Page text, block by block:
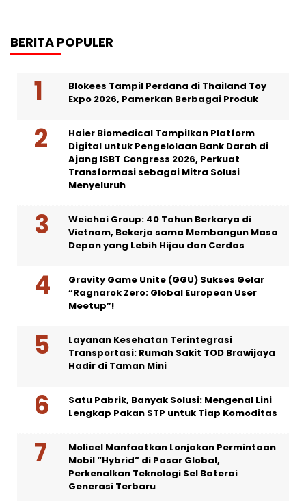
BERITA POPULER
Blokees Tampil Perdana di Thailand Toy
Expo 2026, Pamerkan Berbagai Produk
Haier Biomedical Tampilkan Platform
Digital untuk Pengelolaan Bank Darah di
Ajang ISBT Congress 2026, Perkuat
Transformasi sebagai Mitra Solusi
Menyeluruh
Weichai Group: 40 Tahun Berkarya di
Vietnam, Bekerja sama Membangun Masa
Depan yang Lebih Hijau dan Cerdas
Gravity Game Unite (GGU) Sukses Gelar
“Ragnarok Zero: Global European User
Meetup”!
Layanan Kesehatan Terintegrasi
Transportasi: Rumah Sakit TOD Brawijaya
Hadir di Taman Mini
Satu Pabrik, Banyak Solusi: Mengenal Lini
Lengkap Pakan STP untuk Tiap Komoditas
Molicel Manfaatkan Lonjakan Permintaan
Mobil “Hybrid” di Pasar Global,
Perkenalkan Teknologi Sel Baterai
Generasi Terbaru